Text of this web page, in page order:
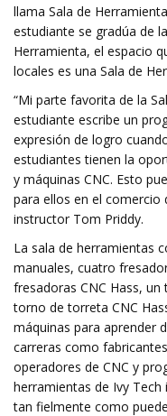
llama Sala de
estudiante se gradúa de
Herramienta, el espacio
locales es una Sala de
“Mi parte favorita de la
estudiante escribe un
expresión de logro
estudiantes tienen la
y máquinas CNC. Esto
para ellos en el comercio
instructor Tom Priddy.
La sala de herramientas
manuales, cuatro
fresadoras CNC Hass,
torno de torreta CNC
máquinas para aprender
carreras como
operadores de CNC y
herramientas de Ivy
tan fielmente como